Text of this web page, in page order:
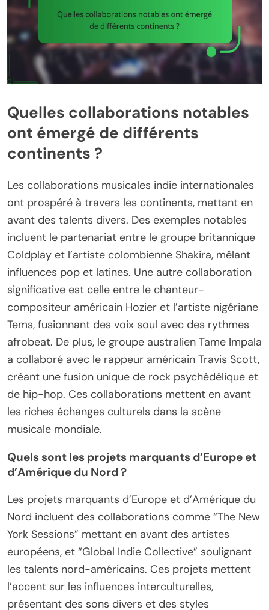
Quelles collaborations notables
ont émergé de différents
continents ?
Les collaborations musicales indie internationales
ont prospéré à travers les continents, mettant en
avant des talents divers. Des exemples notables
incluent le partenariat entre le groupe britannique
Coldplay et l’artiste colombienne Shakira, mêlant
influences pop et latines. Une autre collaboration
significative est celle entre le chanteur-
compositeur américain Hozier et l’artiste nigériane
Tems, fusionnant des voix soul avec des rythmes
afrobeat. De plus, le groupe australien Tame Impala
a collaboré avec le rappeur américain Travis Scott,
créant une fusion unique de rock psychédélique et
de hip-hop. Ces collaborations mettent en avant
les riches échanges culturels dans la scène
musicale mondiale.
Quels sont les projets marquants d’Europe et
d’Amérique du Nord ?
Les projets marquants d’Europe et d’Amérique du
Nord incluent des collaborations comme “The New
York Sessions” mettant en avant des artistes
européens, et “Global Indie Collective” soulignant
les talents nord-américains. Ces projets mettent
l’accent sur les influences interculturelles,
présentant des sons divers et des styles